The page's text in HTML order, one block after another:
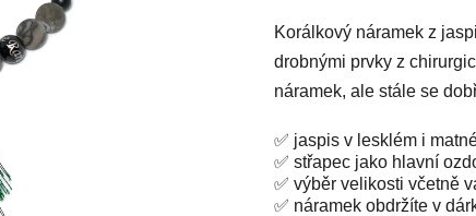
je
0,0
z
hvězdiček.
Korálkový náramek z
drobnými prvky z
náramek, ale stále se
✅ jaspis v lesklém i
✅ střapec jako hlavní
✅ výběr velikosti včetně
✅ náramek obdržíte v